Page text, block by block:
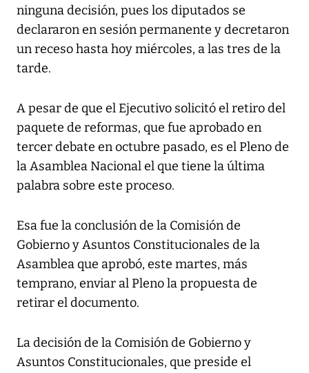
ninguna decisión, pues los diputados se
declararon en sesión permanente y decretaron
un receso hasta hoy miércoles, a las tres de la
tarde.
A pesar de que el Ejecutivo solicitó el retiro del
paquete de reformas, que fue aprobado en
tercer debate en octubre pasado, es el Pleno de
la Asamblea Nacional el que tiene la última
palabra sobre este proceso.
Esa fue la conclusión de la Comisión de
Gobierno y Asuntos Constitucionales de la
Asamblea que aprobó, este martes, más
temprano, enviar al Pleno la propuesta de
retirar el documento.
La decisión de la Comisión de Gobierno y
Asuntos Constitucionales, que preside el